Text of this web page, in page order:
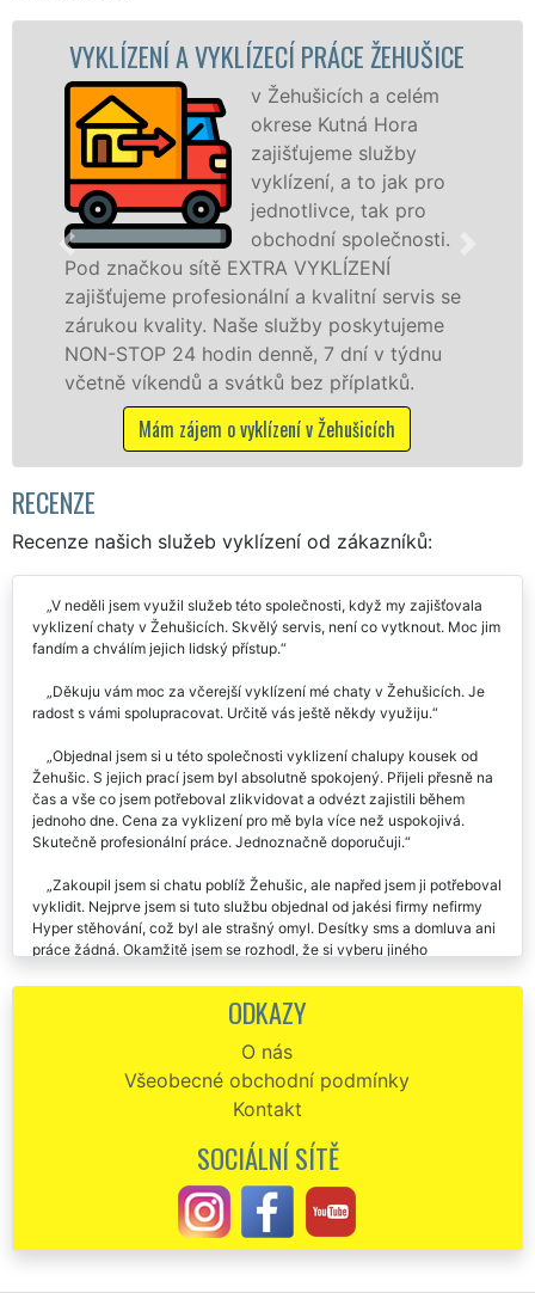
A VYKLÍZECÍ PRÁCE ŽEHUŠICE
v Žehušicích a celém
okrese Kutná Hora
zajišťujeme služby
vyklízení, a to jak pro
jednotlivce, tak pro
obchodní společnosti.
sítě EXTRA VYKLÍZENÍ
profesionální a kvalitní servis se
Naše služby poskytujeme
24 hodin denně, 7 dní v týdnu
a svátků bez příplatků.
Mám zájem o vyklízení v Žehušicích
službu jak
osobám
práce, a
RECENZE
Recenze našich služeb vyklízení od zákazníků:
V neděli jsem využil služeb této společnosti, když my zajišťovala
vyklizení chaty v Žehušicích. Skvělý servis, není co vytknout. Moc jim
fandím a chválím jejich lidský přístup.
Děkuju vám moc za včerejší vyklízení mé chaty v Žehušicích. Je
radost s vámi spolupracovat. Určitě vás ještě někdy využiju.
Objednal jsem si u této společnosti vyklizení chalupy kousek od
Žehušic. S jejich prací jsem byl absolutně spokojený. Přijeli přesně na
čas a vše co jsem potřeboval zlikvidovat a odvézt zajistili během
jednoho dne. Cena za vyklizení pro mě byla více než uspokojivá.
Skutečně profesionální práce. Jednoznačně doporučuji.
Zakoupil jsem si chatu poblíž Žehušic, ale napřed jsem ji potřeboval
vyklidit. Nejprve jsem si tuto službu objednal od jakési firmy nefirmy
Hyper stěhování, což byl ale strašný omyl. Desítky sms a domluva ani
práce žádná. Okamžitě jsem se rozhodl, že si vyberu jiného
Společnost EXTRA SLUŽBY byla od prvního okamžiku perfektně
komunikativní a během pár minut byl domluvený termín i podmínky na
rozkoukat, a chata byla perfektně vyklizená. Za mě musím
konstatovat, že jsem byl se službami této společnosti absolutně
spokojený a rozhodně je budu každému doporučovat.
Naprostá spokojenost s vyklizením chaty v Žehušicích. Doporučuji
Spolehliví, přesní, dochvilní a pracovití. To je přesná identifikace
pracovníků společnosti EXTRA VYKLÍZENÍ. Před dvěma dny mi v
Žehušicích zajišťovali vyklizení mé chalupy a pozemků okolo ní od
ODKAZY
O nás
Všeobecné obchodní podmínky
Kontakt
SOCIÁLNÍ SÍTĚ